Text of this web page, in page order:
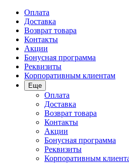
Оплата
Доставка
Возврат товара
Контакты
Акции
Бонусная программа
Реквизиты
Корпоративным клиентам
Еще
Оплата
Доставка
Возврат товара
Контакты
Акции
Бонусная программа
Реквизиты
Корпоративным